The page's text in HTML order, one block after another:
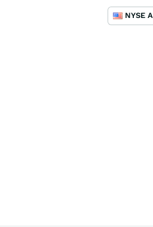
NYSE